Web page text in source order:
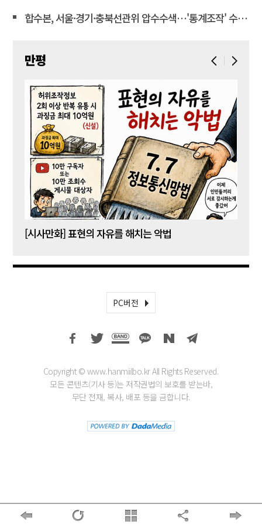
합수본, 서울·경기·충북선관위 압수수색…'통계조작' 수사확대
만평
[시사만화] 표현의 자유를 해치는 악법
PC버전
Copyright © www.hanmiilbo.kr All Rights Reserved.
모든 콘텐츠(기사 등)는 저작권법의 보호를 받는바,
무단 전재, 복사, 배포 등을 금합니다.